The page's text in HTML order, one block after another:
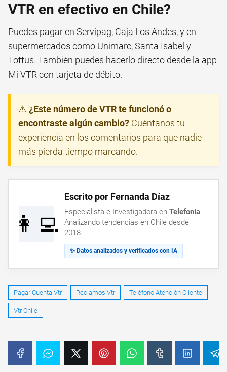
VTR en efectivo en Chile?
Puedes pagar en Servipag, Caja Los Andes, y en
supermercados como Unimarc, Santa Isabel y
Tottus. También puedes hacerlo directo desde la app
Mi VTR con tarjeta de débito.
⚠️ ¿Este número de VTR te funcionó o
encontraste algún cambio? Cuéntanos tu
experiencia en los comentarios para que nadie
más pierda tiempo marcando.
👩‍💻
Escrito por Fernanda Díaz
Especialista e Investigadora en Telefonía.
Analizando tendencias en Chile desde
2018.
✨ Datos analizados y verificados con IA
Pagar Cuenta Vtr Reclamos Vtr Teléfono Atención Cliente
Vtr Chile